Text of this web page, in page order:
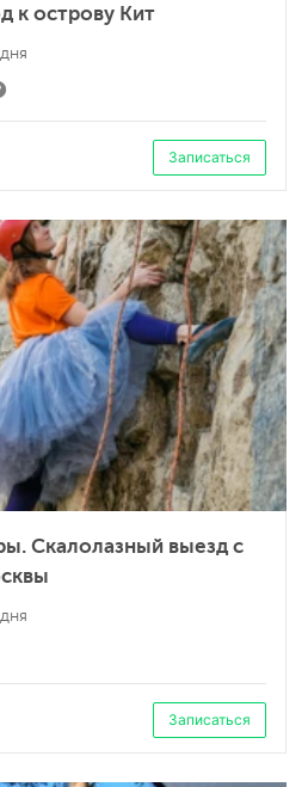
к острову Кит
Записаться
Скалолазный выезд с
Записаться